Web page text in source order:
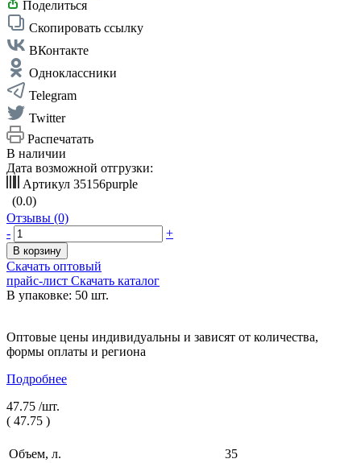
Поделиться
Скопировать ссылку
ВКонтакте
Одноклассники
Telegram
Twitter
Распечатать
В наличии
Дата возможной отгрузки:
Артикул 35156purple
(0.0)
Отзывы (0)
-
+
В корзину
Скачать оптовый
прайс-лист Скачать каталог
В упаковке: 50 шт.
Оптовые цены индивидуальны и зависят от количества,
формы оплаты и региона
Подробнее
47.75 /шт.
( 47.75 )
Объем, л.
35